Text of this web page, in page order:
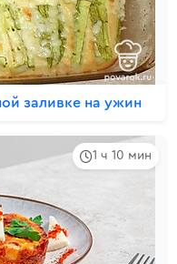
заливке на ужин
1 ч 10 мин